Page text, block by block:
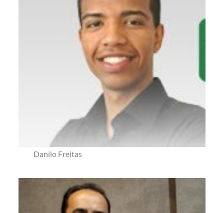
Danilo Freitas